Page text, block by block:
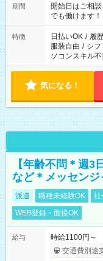
せん ※法令に
象となります ※
り、短時間・
期間
開始日はご相
でも働けます！
特徴 日払いOK / 履
服装自由 / シフ
ソコンスキル
気になる！
【年齢不問＊週
など＊メッセンジ
派遣 職種未経験OK 社
WEB登録・面接OK
給与
時給1100円～
交通費別途